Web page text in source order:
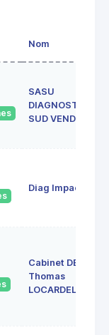
Nom
SASU
DIAGNOSTICS
SUD VENDEE
Diag Impact
Cabinet DEXO
Thomas
LOCARDEL